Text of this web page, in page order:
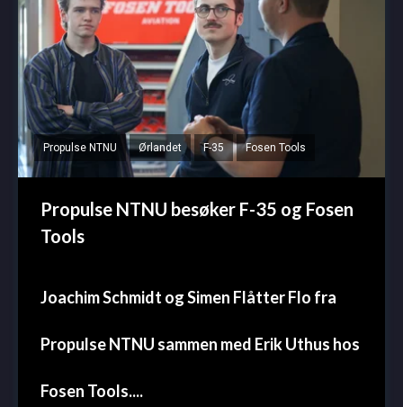
Propulse NTNU Ørlandet F-35 Fosen Tools
Propulse NTNU besøker F-35 og Fosen
Tools
Joachim Schmidt og Simen Flåtter Flo fra
Propulse NTNU sammen med Erik Uthus hos
Fosen Tools....